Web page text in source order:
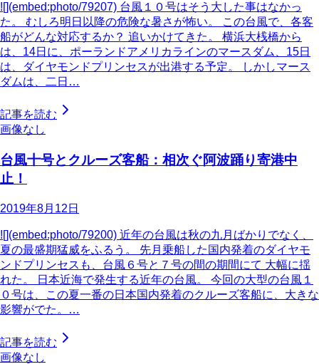
![](embed:photo/79207) 台風１０号はそう大した事はなかっ
た。 むしろ明日以降の危険な暑さが怖い。 この台風で、各客
船がどんな対応するか？ 追いかけてきた。 横浜大桟橋から
は、14日に、ポーランドアメリカラインのマースダム、15日
は、ダイヤモンドプリンセスが出港する予定。 しかしマース
ダムは、二日…
記事を読む
画像なし
台風十号とクルーズ客船：相次ぐ阿波踊り寄港中
止！
2019年8月12日
![](embed:photo/79200) 近年の台風は秋の九月ばかりでなく、
夏の最盛期猛威をふるう。 先月乗船した国内発着のダイヤモ
ンドプリンセスも、台風６号と７号の間の期間にて 大幅に揺
れた。 日本近海で発生する近年の台風。 今回の大型の台風１
０号は、この夏一番の日本国内発着のクルーズ客船に、大きな
影響がでた。…
記事を読む
画像なし